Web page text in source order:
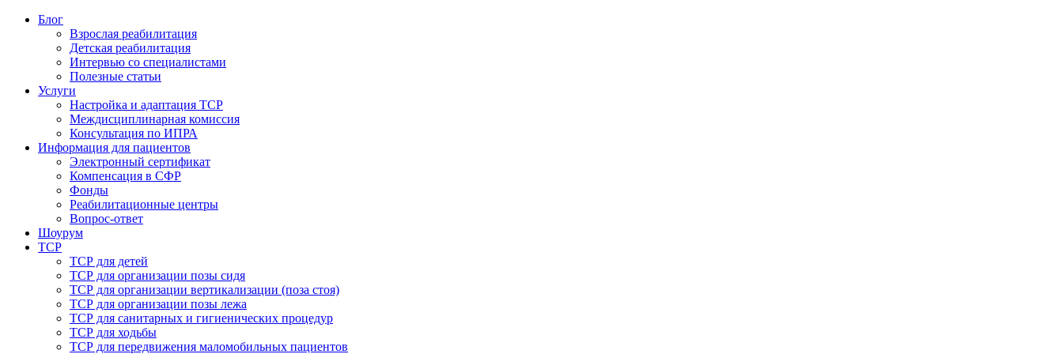
Блог
Взрослая реабилитация
Детская реабилитация
Интервью со специалистами
Полезные статьи
Услуги
Настройка и адаптация ТСР
Междисциплинарная комиссия
Консультация по ИПРА
Информация для пациентов
Электронный сертификат
Компенсация в СФР
Фонды
Реабилитационные центры
Вопрос-ответ
Шоурум
ТСР
ТСР для детей
ТСР для организации позы сидя
ТСР для организации вертикализации (поза стоя)
ТСР для организации позы лежа
ТСР для санитарных и гигиенических процедур
ТСР для ходьбы
ТСР для передвижения маломобильных пациентов